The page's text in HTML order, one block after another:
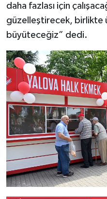
daha fazlası için
güzelleştirecek, birlikte
büyüteceğiz” dedi.